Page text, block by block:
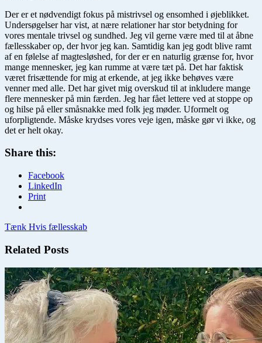
Der er et nødvendigt fokus på mistrivsel og ensomhed i øjeblikket.
Undersøgelser har vist, at nære relationer har stor betydning for
vores mentale trivsel og sundhed. Jeg vil gerne være med til at åbne
fællesskaber op, der hvor jeg kan. Samtidig kan jeg godt blive ramt
af en følelse af magtesløshed, for der er en naturlig grænse for, hvor
mange mennesker, jeg kan rumme at være tæt på. Det har faktisk
været frisættende for mig at erkende, at jeg ikke behøves være
venner med alle. Det har givet mig overskud til at inkludere mange
flere mennesker på min færden. Jeg har fået lettere ved at stoppe op
og hilse på eller småsnakke med folk jeg møder. Uformelt og
uforpligtende. Måske krydses vores veje igen, måske gør vi ikke, og
det er helt okay.
Share this:
Facebook
LinkedIn
Print
Tænk Hvis fællesskab
Related Posts